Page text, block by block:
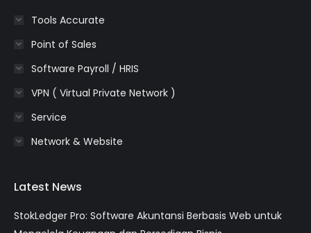
Tools Accurate
Point of Sales
Software Payroll / HRIS
VPN ( Virtual Private Network )
Service
Network & Website
Latest News
StokLedger Pro: Software Akuntansi Berbasis Web untuk